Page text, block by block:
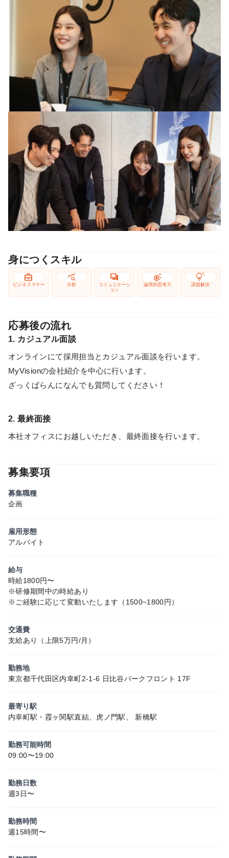
身につくスキル
business_center
ビジネスマナー
query_stats
分析
forum
コミュニケーシ
ョン
settings_suggest
論理的思考力
tips_and_updates
課題解決
応募後の流れ
1. カジュアル面談
オンラインにて採用担当とカジュアル面談を行います。
MyVisionの会社紹介を中心に行います。
ざっくばらんになんでも質問してください！
2. 最終面接
本社オフィスにお越しいただき、最終面接を行います。
募集要項
募集職種
企画
雇用形態
アルバイト
給与
時給1800円〜
※研修期間中の時給あり
※ご経験に応じて変動いたします（1500~1800円）
交通費
支給あり（上限5万円/月）
勤務地
東京都千代田区内幸町2-1-6 日比谷パークフロント 17F
最寄り駅
内幸町駅・霞ヶ関駅直結、虎ノ門駅、 新橋駅
勤務可能時間
09:00〜19:00
勤務日数
週3日〜
勤務時間
週15時間〜